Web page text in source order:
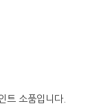
트 소품입니다